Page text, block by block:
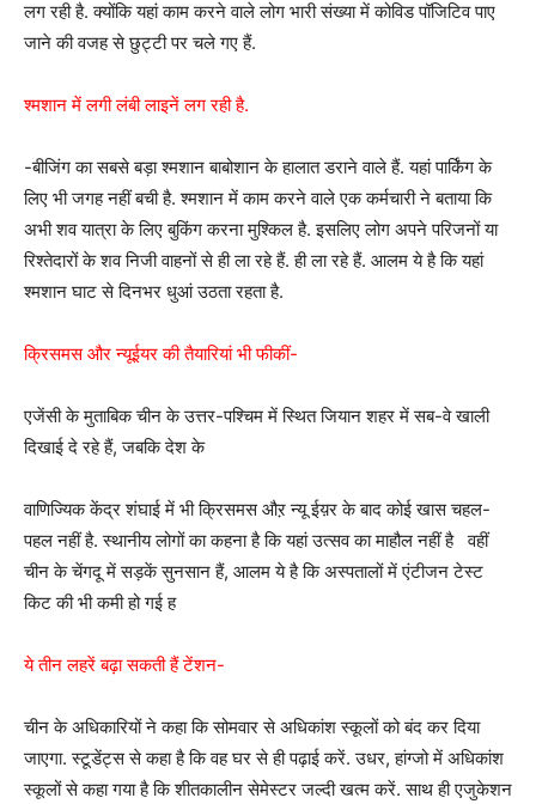
लग रही है. क्योंकि यहां काम करने वाले लोग भारी संख्या में कोविड पॉजिटिव पाए
जाने की वजह से छुट्टी पर चले गए हैं.
श्मशान में लगी लंबी लाइनें लग रही है.
-बीजिंग का सबसे बड़ा श्मशान बाबोशान के हालात डराने वाले हैं. यहां पार्किंग के
लिए भी जगह नहीं बची है. श्मशान में काम करने वाले एक कर्मचारी ने बताया कि
अभी शव यात्रा के लिए बुकिंग करना मुश्किल है. इसलिए लोग अपने परिजनों या
रिश्तेदारों के शव निजी वाहनों से ही ला रहे हैं. ही ला रहे हैं. आलम ये है कि यहां
श्मशान घाट से दिनभर धुआं उठता रहता है.
क्रिसमस और न्यूईयर की तैयारियां भी फीकीं-
एजेंसी के मुताबिक चीन के उत्तर-पश्चिम में स्थित जियान शहर में सब-वे खाली
दिखाई दे रहे हैं, जबकि देश के
वाणिज्यिक केंद्र शंघाई में भी क्रिसमस औऱ न्यू ईय़र के बाद कोई खास चहल-
पहल नहीं है. स्थानीय लोगों का कहना है कि यहां उत्सव का माहौल नहीं है वहीं
चीन के चेंगदू में सड़कें सुनसान हैं, आलम ये है कि अस्पतालों में एंटीजन टेस्ट
किट की भी कमी हो गई ह
ये तीन लहरें बढ़ा सकती हैं टेंशन-
चीन के अधिकारियों ने कहा कि सोमवार से अधिकांश स्कूलों को बंद कर दिया
जाएगा. स्टूडेंट्स से कहा है कि वह घर से ही पढ़ाई करें. उधर, हांग्जो में अधिकांश
स्कूलों से कहा गया है कि शीतकालीन सेमेस्टर जल्दी खत्म करें. साथ ही एजुकेशन